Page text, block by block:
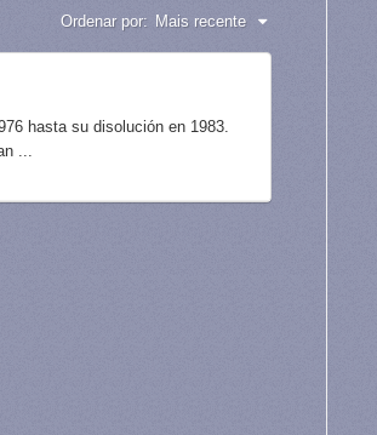
Ordenar por: Mais recente
hasta su disolución en 1983.
...